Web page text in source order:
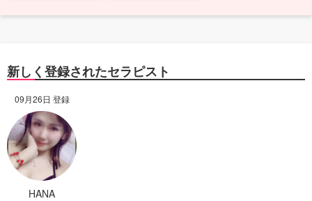
新しく登録されたセラピスト
09月26日 登録
HANA